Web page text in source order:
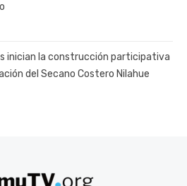
inician la construcción participativa
del Secano Costero Nilahue